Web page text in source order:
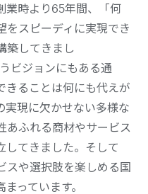
業時より65年間、「何
をスピーディに実現でき
築してきまし
ビジョンにもある通
きることは何にも代えが
実現に欠かせない多様な
あふれる商材やサービス
してきました。そして
スや選択肢を楽しめる国
っています。